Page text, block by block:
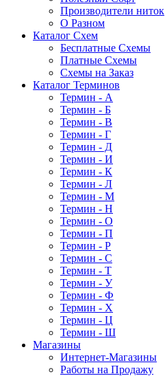
Производители ниток
О Разном
Каталог Схем
Бесплатные Схемы
Платные Схемы
Схемы на Заказ
Каталог Терминов
Термин - А
Термин - Б
Термин - В
Термин - Г
Термин - Д
Термин - И
Термин - К
Термин - Л
Термин - М
Термин - Н
Термин - О
Термин - П
Термин - Р
Термин - С
Термин - Т
Термин - У
Термин - Ф
Термин - Х
Термин - Ц
Термин - Ш
Магазины
Интернет-Магазины
Работы на Продажу